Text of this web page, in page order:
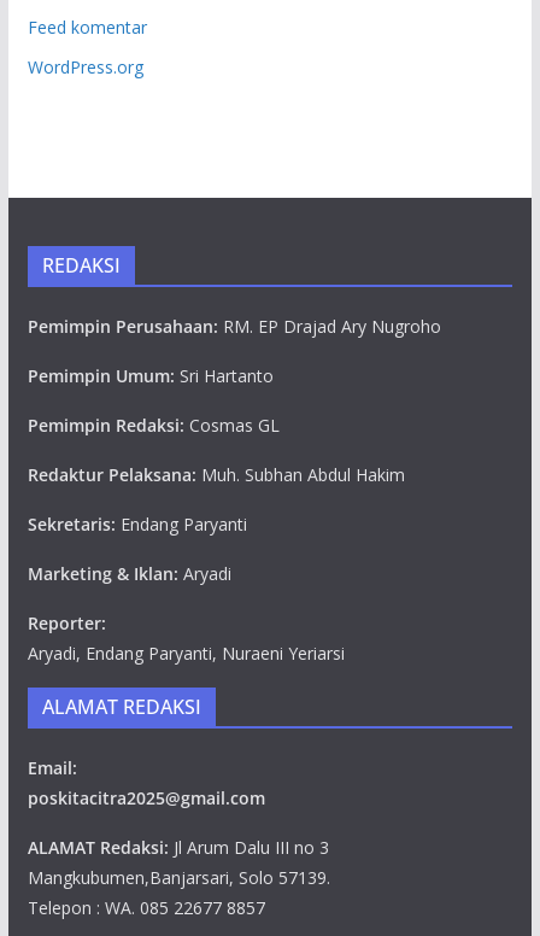
Feed komentar
WordPress.org
REDAKSI
Pemimpin Perusahaan: RM. EP Drajad Ary Nugroho
Pemimpin Umum: Sri Hartanto
Pemimpin Redaksi: Cosmas GL
Redaktur Pelaksana: Muh. Subhan Abdul Hakim
Sekretaris: Endang Paryanti
Marketing & Iklan: Aryadi
Reporter:
Aryadi, Endang Paryanti, Nuraeni Yeriarsi
ALAMAT REDAKSI
Email:
poskitacitra2025@gmail.com
ALAMAT Redaksi: Jl Arum Dalu III no 3
Mangkubumen,Banjarsari, Solo 57139.
Telepon : WA. 085 22677 8857